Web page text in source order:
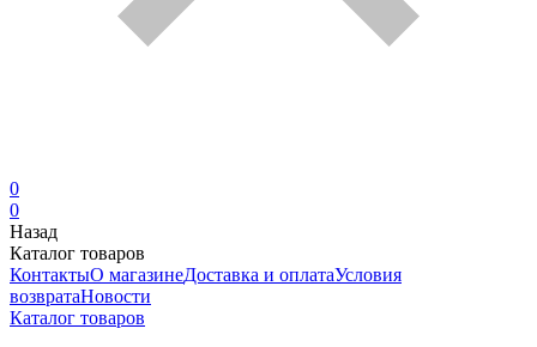
0
0
Назад
Каталог товаров
КонтактыО магазинеДоставка и оплатаУсловия
возвратаНовости
Каталог товаров